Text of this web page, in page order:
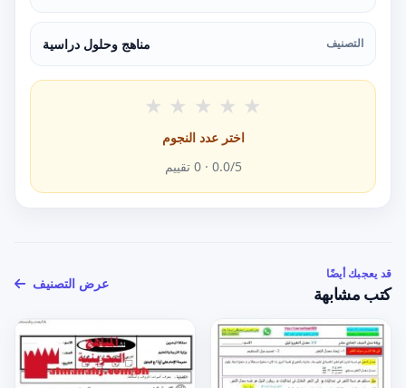
التصنيف مناهج وحلول دراسية
★ ★ ★ ★ ★
اختر عدد النجوم
0.0/5 ·
0 تقييم
قد يعجبك أيضًا
كتب مشابهة
عرض التصنيف